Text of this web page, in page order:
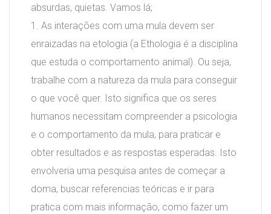
absurdas, quietas. Vamos lá;
1. As interações com uma mula devem ser
enraizadas na etologia (a Ethologia é a disciplina
que estuda o comportamento animal). Ou seja,
trabalhe com a natureza da mula para conseguir
o que você quer. Isto significa que os seres
humanos necessitam compreender a psicologia
e o comportamento da mula, para praticar e
obter resultados e as respostas esperadas. Isto
envolveria uma pesquisa antes de começar a
doma, buscar referencias teóricas e ir para
pratica com mais informação, como fazer um